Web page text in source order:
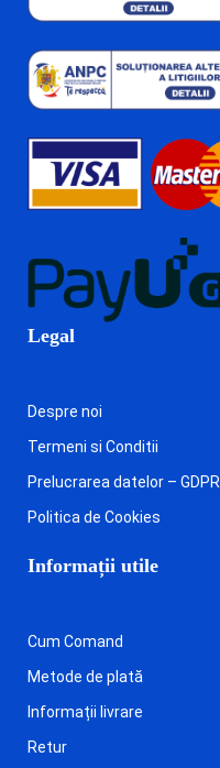
Legal
Despre noi
Termeni si Conditii
Prelucrarea datelor – GDPR
Politica de Cookies
Informații utile
Cum Comand
Metode de plată
Informații livrare
Retur